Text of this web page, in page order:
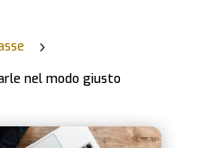
5
nel modo giusto